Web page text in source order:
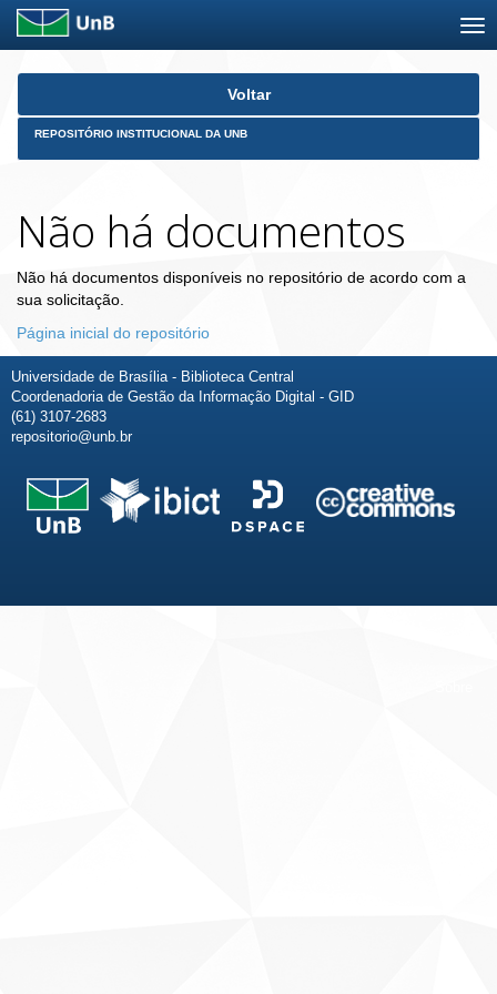
Skip
Voltar
REPOSITÓRIO INSTITUCIONAL DA UNB
Não há documentos
Não há documentos disponíveis no repositório de acordo com a
sua solicitação.
Página inicial do repositório
Universidade de Brasília - Biblioteca Central
Coordenadoria de Gestão da Informação Digital - GID
(61) 3107-2683
repositorio@unb.br